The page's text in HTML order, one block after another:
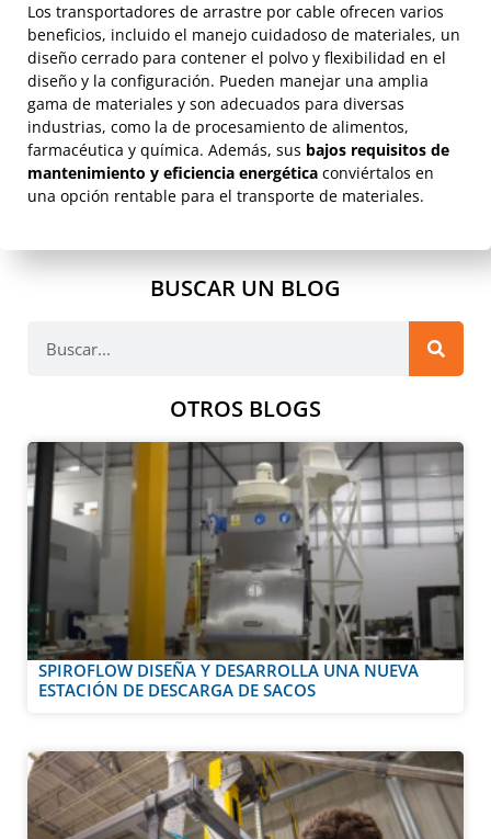
Los transportadores de arrastre por cable ofrecen varios
beneficios, incluido el manejo cuidadoso de materiales, un
diseño cerrado para contener el polvo y flexibilidad en el
diseño y la configuración. Pueden manejar una amplia
gama de materiales y son adecuados para diversas
industrias, como la de procesamiento de alimentos,
farmacéutica y química. Además, sus bajos requisitos de
mantenimiento y eficiencia energética conviértalos en
una opción rentable para el transporte de materiales.
BUSCAR UN BLOG
OTROS BLOGS
SPIROFLOW DISEÑA Y DESARROLLA UNA NUEVA
ESTACIÓN DE DESCARGA DE SACOS